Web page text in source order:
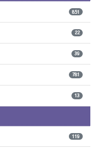
851
22
39
781
13
119